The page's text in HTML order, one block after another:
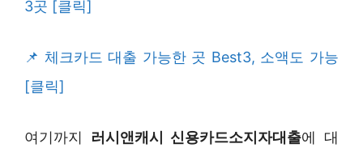
3곳 [클릭]
체크카드 대출 가능한 곳 Best3, 소액도 가능
[클릭]
여기까지 러시앤캐시 신용카드소지자대출에 대